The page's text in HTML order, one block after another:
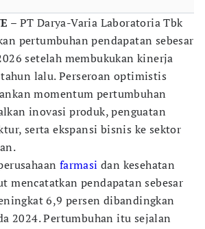
– PT Darya-Varia Laboratoria Tbk
pertumbuhan pendapatan sebesar
setelah membukukan kinerja
lalu. Perseroan optimistis
momentum pertumbuhan
inovasi produk, penguatan
serta ekspansi bisnis ke sektor
farmasi dan kesehatan
mencatatkan pendapatan sebesar
6,9 persen dibandingkan
2024. Pertumbuhan itu sejalan